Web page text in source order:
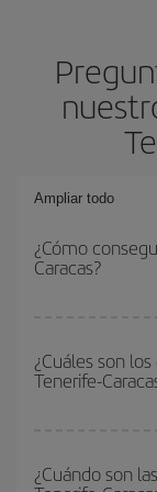
Ampliar todo
¿Cómo
Caracas?
conseguir el
compras con
¿Cuáles son
Tenerife-
que empezar una
¿Cuándo son